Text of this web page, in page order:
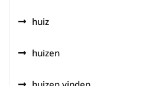
huiz
huizen